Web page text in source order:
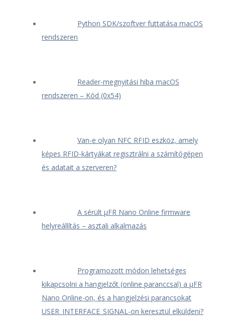
Python SDK/szoftver futtatása macOS
rendszeren
Reader-megnyitási hiba macOS
rendszeren – Kód (0x54)
Van-e olyan NFC RFID eszköz, amely
képes RFID-kártyákat regisztrálni a számítógépen
és adatait a szerveren?
A sérült μFR Nano Online firmware
helyreállítás – asztali alkalmazás
Programozott módon lehetséges
kikapcsolni a hangjelzőt (online paranccsal) a μFR
Nano Online-on, és a hangjelzési parancsokat
USER_INTERFACE_SIGNAL-on keresztül elküldeni?